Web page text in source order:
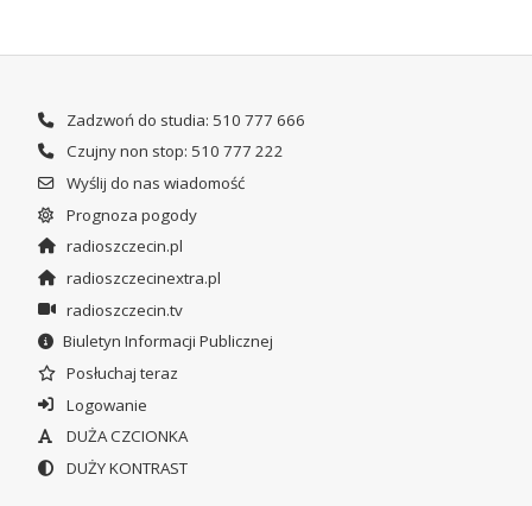
Zadzwoń do studia: 510 777 666
Czujny non stop: 510 777 222
Wyślij do nas wiadomość
Prognoza pogody
radioszczecin.pl
radioszczecinextra.pl
radioszczecin.tv
Biuletyn Informacji Publicznej
Posłuchaj teraz
Logowanie
DUŻA CZCIONKA
DUŻY KONTRAST